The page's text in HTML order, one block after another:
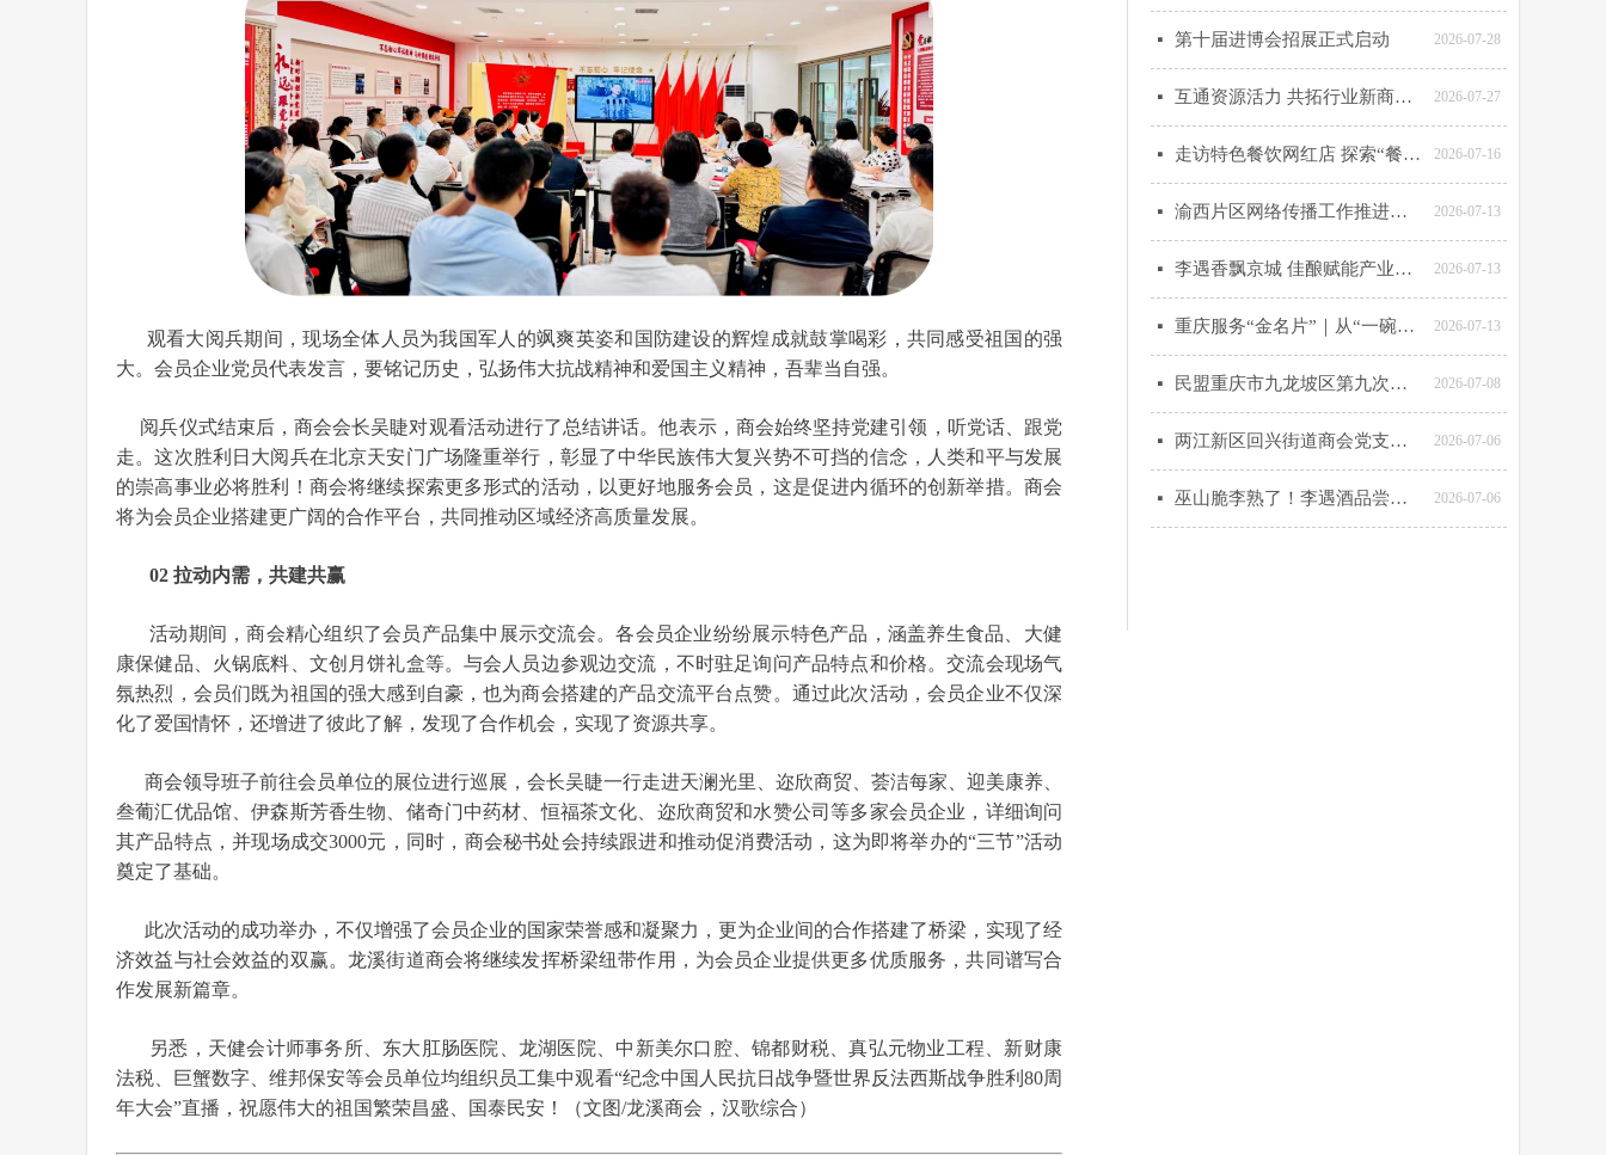
观看大阅兵期间，现场全体人员为我国军人的飒爽英姿和国防建设的辉煌成就鼓掌喝彩，共同感受祖国的强
大。会员企业党员代表发言，要铭记历史，弘扬伟大抗战精神和爱国主义精神，吾辈当自强。
阅兵仪式结束后，商会会长吴睫对观看活动进行了总结讲话。他表示，商会始终坚持党建引领，听党话、跟党
走。这次胜利日大阅兵在北京天安门广场隆重举行，彰显了中华民族伟大复兴势不可挡的信念，人类和平与发展
的崇高事业必将胜利！商会将继续探索更多形式的活动，以更好地服务会员，这是促进内循环的创新举措。商会
将为会员企业搭建更广阔的合作平台，共同推动区域经济高质量发展。
02 拉动内需，共建共赢
活动期间，商会精心组织了会员产品集中展示交流会。各会员企业纷纷展示特色产品，涵盖养生食品、大健
康保健品、火锅底料、文创月饼礼盒等。与会人员边参观边交流，不时驻足询问产品特点和价格。交流会现场气
氛热烈，会员们既为祖国的强大感到自豪，也为商会搭建的产品交流平台点赞。通过此次活动，会员企业不仅深
化了爱国情怀，还增进了彼此了解，发现了合作机会，实现了资源共享。
商会领导班子前往会员单位的展位进行巡展，会长吴睫一行走进天澜光里、迩欣商贸、荟洁每家、迎美康养、
叁葡汇优品馆、伊森斯芳香生物、储奇门中药材、恒福茶文化、迩欣商贸和水赞公司等多家会员企业，详细询问
其产品特点，并现场成交3000元，同时，商会秘书处会持续跟进和推动促消费活动，这为即将举办的“三节”活动
奠定了基础。
此次活动的成功举办，不仅增强了会员企业的国家荣誉感和凝聚力，更为企业间的合作搭建了桥梁，实现了经
济效益与社会效益的双赢。龙溪街道商会将继续发挥桥梁纽带作用，为会员企业提供更多优质服务，共同谱写合
作发展新篇章。
另悉，天健会计师事务所、东大肛肠医院、龙湖医院、中新美尔口腔、锦都财税、真弘元物业工程、新财康
法税、巨蟹数字、维邦保安等会员单位均组织员工集中观看“纪念中国人民抗日战争暨世界反法西斯战争胜利80周
年大会”直播，祝愿伟大的祖国繁荣昌盛、国泰民安！（文图/龙溪商会，汉歌综合）
2026-07-28
넷 第十届进博会招展正式启动
2026-07-27
넷 互通资源活力 共拓行业新商机——两江新区回兴街道商会资源链接会（第4期）圆满举办
2026-07-16
넷 走访特色餐饮网红店 探索“餐饮+文娱”转型新路径
2026-07-13
넷 渝西片区网络传播工作推进会在江津区召开 两江新区区委网信办等发言
2026-07-13
넷 李遇香飘京城 佳酿赋能产业——李遇农业亮相巫山脆李北京产销对接活动
2026-07-13
넷 重庆服务“金名片”｜从“一碗菜”到“一个产业” 重庆美食超级IP何以走向世界》
2026-07-08
넷 民盟重庆市九龙坡区第九次代表大会召开
2026-07-06
넷 两江新区回兴街道商会党支部开展“七一”主题党日学习活动
2026-07-06
넷 巫山脆李熟了！李遇酒品尝过吗？